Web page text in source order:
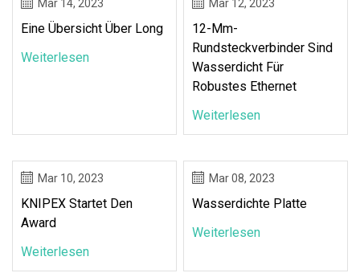
Mar 14, 2023
Eine Übersicht Über Long
Weiterlesen
Mar 12, 2023
12-Mm-
Rundsteckverbinder Sind
Wasserdicht Für
Robustes Ethernet
Weiterlesen
Mar 10, 2023
KNIPEX Startet Den
Award
Weiterlesen
Mar 08, 2023
Wasserdichte Platte
Weiterlesen